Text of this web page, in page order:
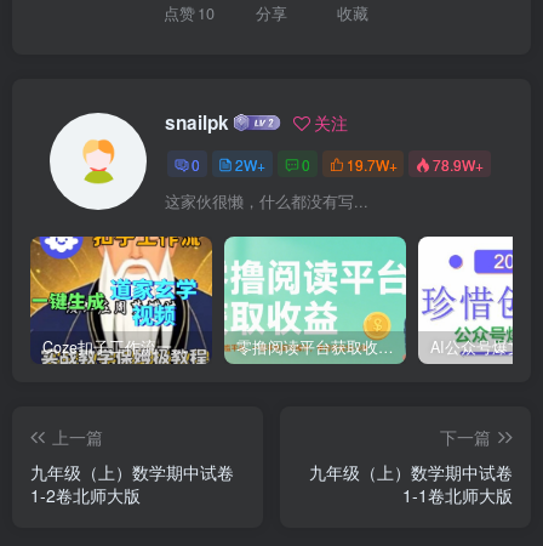
点赞10 分享 收藏
snailpk 关注
0 2W+ 0 19.7W+ 78.9W+
这家伙很懒，什么都没有写...
Coze扣子工作流一键生成道家玄学短视频，实战保姆级教程 零撸阅读平台获取收益，最新无门槛平台，一部手机即可操作，单日收益50-3张【揭秘】
上一篇
九年级（上）数学期中试卷
1-2卷北师大版
下一篇
九年级（上）数学期中试卷
1-1卷北师大版